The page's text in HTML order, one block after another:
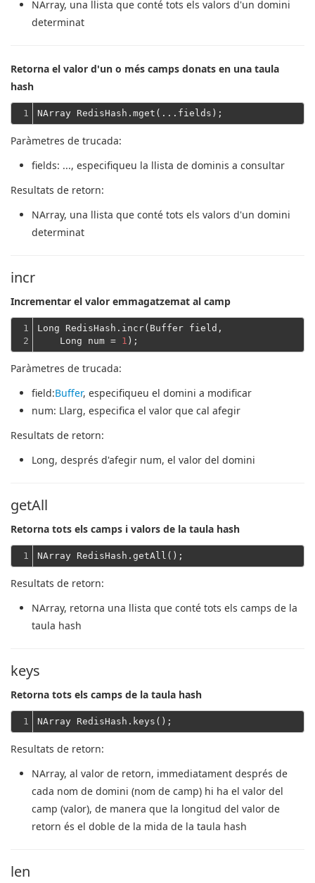
NArray, una llista que conté tots els valors d'un domini
determinat
Retorna el valor d'un o més camps donats en una taula
hash
1
Paràmetres de trucada:
fields: ..., especifiqueu la llista de dominis a consultar
Resultats de retorn:
NArray, una llista que conté tots els valors d'un domini
determinat
incr
Incrementar el valor emmagatzemat al camp
1
2
Long RedisHash.incr(Buffer field,
    Long num =
1
Paràmetres de trucada:
field:Buffer, especifiqueu el domini a modificar
num: Llarg, especifica el valor que cal afegir
Resultats de retorn:
Long, després d'afegir num, el valor del domini
getAll
Retorna tots els camps i valors de la taula hash
1
Resultats de retorn:
NArray, retorna una llista que conté tots els camps de la
taula hash
keys
Retorna tots els camps de la taula hash
1
Resultats de retorn:
NArray, al valor de retorn, immediatament després de
cada nom de domini (nom de camp) hi ha el valor del
camp (valor), de manera que la longitud del valor de
retorn és el doble de la mida de la taula hash
len